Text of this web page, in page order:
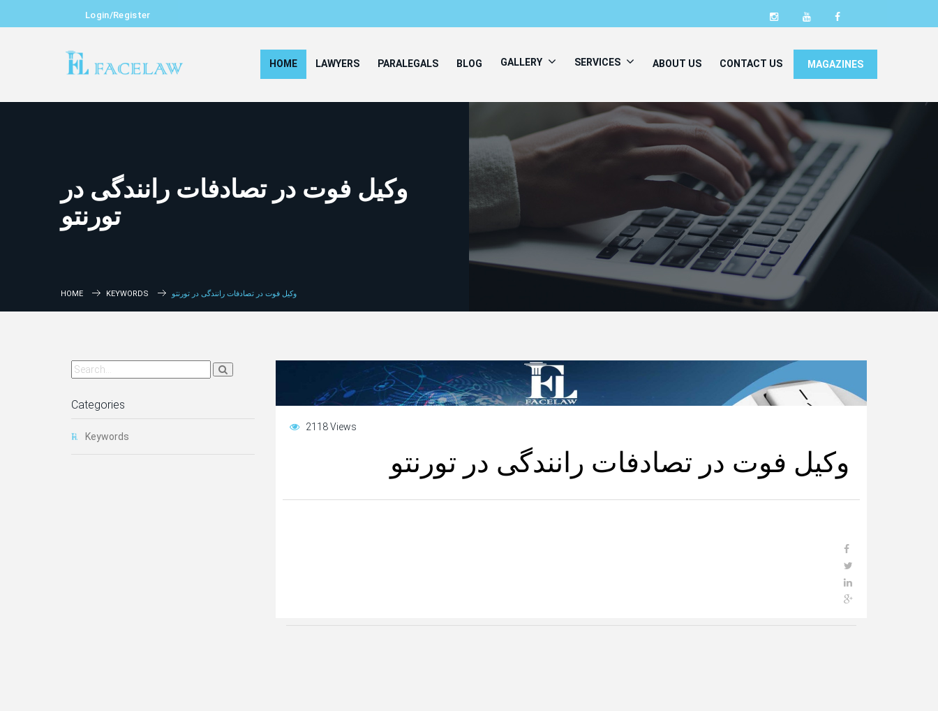
Login/Register
HOME LAWYERS PARALEGALS BLOG GALLERY SERVICES ABOUT US CONTACT US MAGAZINES
وکیل فوت در تصادفات رانندگی در
تورنتو
HOME KEYWORDS وکیل فوت در تصادفات رانندگی در تورنتو
Categories
Keywords
2118 Views
وکیل فوت در تصادفات رانندگی در تورنتو